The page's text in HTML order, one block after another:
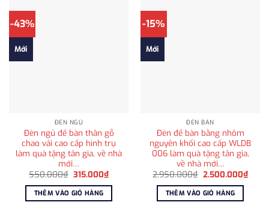
-43%
Mới
ĐÈN NGỦ
Đèn ngủ để bàn thân gỗ
chao vải cao cấp hình trụ
làm quà tặng tân gia, về nhà
mới…
550.000₫ Giá
là:
550.000₫.
315.000₫Giá
hiện
tại
315.000₫.
THÊM VÀO GIỎ HÀNG
-15%
Mới
ĐÈN BÀN
Đèn để bàn bằng nhôm
nguyên khối cao cấp WLDB
006 làm quà tặng tân gia,
về nhà mới…
2.950.000₫ Giá
là:
2.950.000₫.
2.500.000₫Giá
hiện
THÊM VÀO GIỎ HÀNG